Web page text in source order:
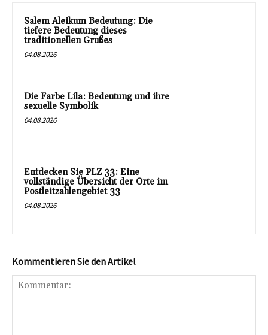
Salem Aleikum Bedeutung: Die
tiefere Bedeutung dieses
traditionellen Grußes
04.08.2026
Die Farbe Lila: Bedeutung und ihre
sexuelle Symbolik
04.08.2026
Entdecken Sie PLZ 33: Eine
vollständige Übersicht der Orte im
Postleitzahlengebiet 33
04.08.2026
Kommentieren Sie den Artikel